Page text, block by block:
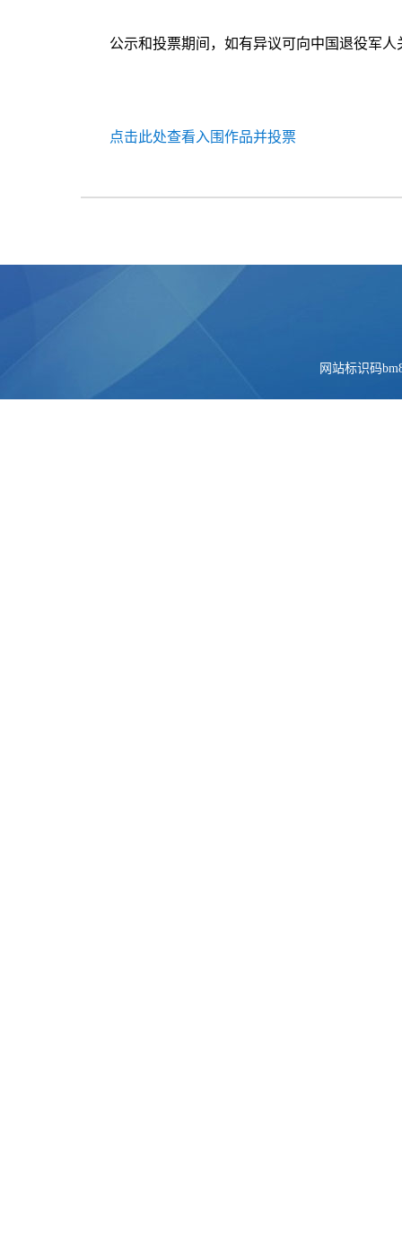
公示和投票期间，如有异议可向中国退役军人
点击此处查看入围作品并投票
网站标识码